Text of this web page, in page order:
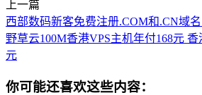
上一篇
西部数码新客免费注册.COM和.CN域
野草云100M香港VPS主机年付168元
元
你可能还喜欢这些内容：